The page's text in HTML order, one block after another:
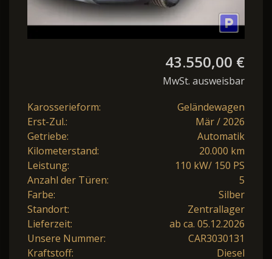
43.550,00 €
MwSt. ausweisbar
Karosserieform:
Geländewagen
Erst-Zul.:
Mär / 2026
Getriebe:
Automatik
Kilometerstand:
20.000 km
Leistung:
110 kW/ 150 PS
Anzahl der Türen:
5
Farbe:
Silber
Standort:
Zentrallager
Lieferzeit:
ab ca. 05.12.2026
Unsere Nummer:
CAR3030131
Kraftstoff:
Diesel